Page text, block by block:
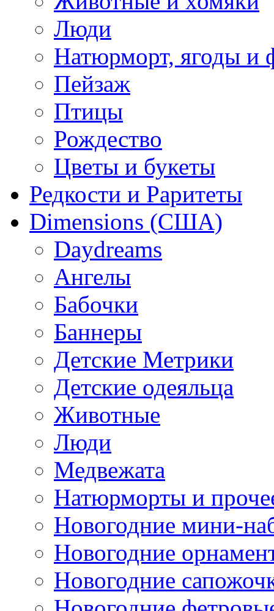
Люди
Натюрморт, ягоды и
Пейзаж
Птицы
Рождество
Цветы и букеты
Редкости и Раритеты
Dimensions (США)
Daydreams
Ангелы
Бабочки
Баннеры
Детские Метрики
Детские одеяльца
Животные
Люди
Медвежата
Натюрморты и
Новогодние мини-
Новогодние
Новогодние